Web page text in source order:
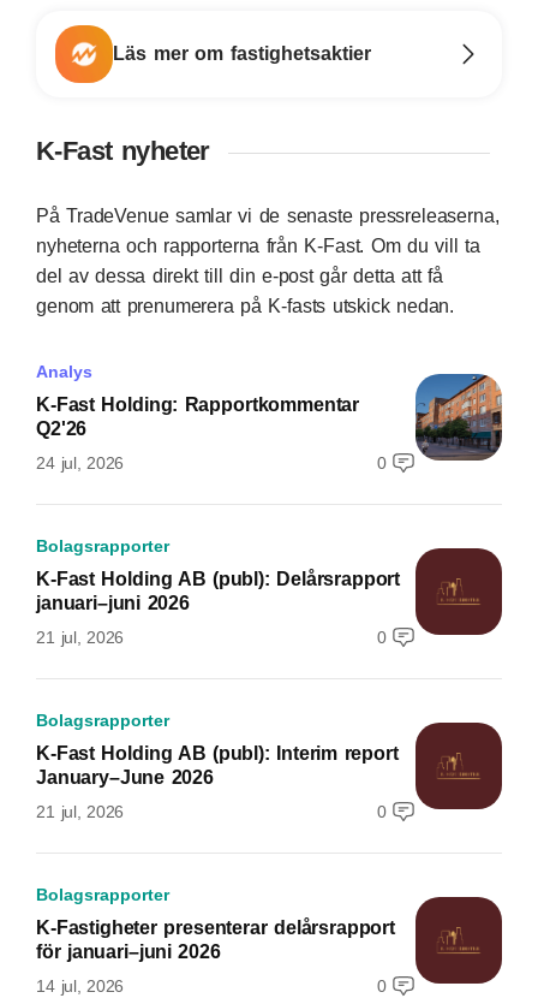
Läs mer om fastighetsaktier
K-Fast nyheter
På TradeVenue samlar vi de senaste pressreleaserna,
nyheterna och rapporterna från K-Fast. Om du vill ta
del av dessa direkt till din e-post går detta att få
genom att prenumerera på K-fasts utskick nedan.
Analys
K-Fast Holding: Rapportkommentar
Q2'26
24 jul, 2026 0
Bolagsrapporter
K-Fast Holding AB (publ): Delårsrapport
januari–juni 2026
21 jul, 2026 0
Bolagsrapporter
K-Fast Holding AB (publ): Interim report
January–June 2026
21 jul, 2026 0
Bolagsrapporter
K-Fastigheter presenterar delårsrapport
för januari–juni 2026
14 jul, 2026 0